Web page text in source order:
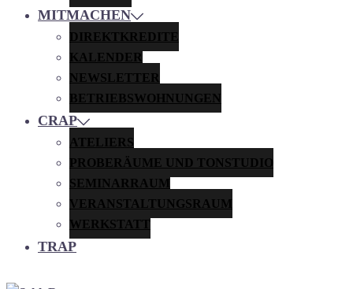
MITMACHEN
DIREKTKREDITE
KALENDER
NEWSLETTER
BETRIEBSWOHNUNGEN
CRAP
ATELIERS
PROBERÄUME UND TONSTUDIO
SEMINARRAUM
VERANSTALTUNGSRAUM
WERKSTATT
TRAP